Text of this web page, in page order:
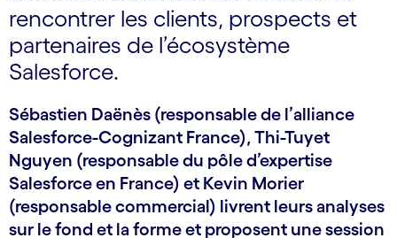
rencontrer les clients, prospects et
partenaires de l’écosystème
Salesforce.
Sébastien Daënès (responsable de l’alliance
Salesforce-Cognizant France), Thi-Tuyet
Nguyen (responsable du pôle d’expertise
Salesforce en France) et Kevin Morier
(responsable commercial) livrent leurs analyses
sur le fond et la forme et proposent une session